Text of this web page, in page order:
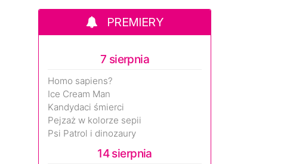
PREMIERY
7 sierpnia
Homo sapiens?
Ice Cream Man
Kandydaci śmierci
Pejzaż w kolorze sepii
Psi Patrol i dinozaury
14 sierpnia